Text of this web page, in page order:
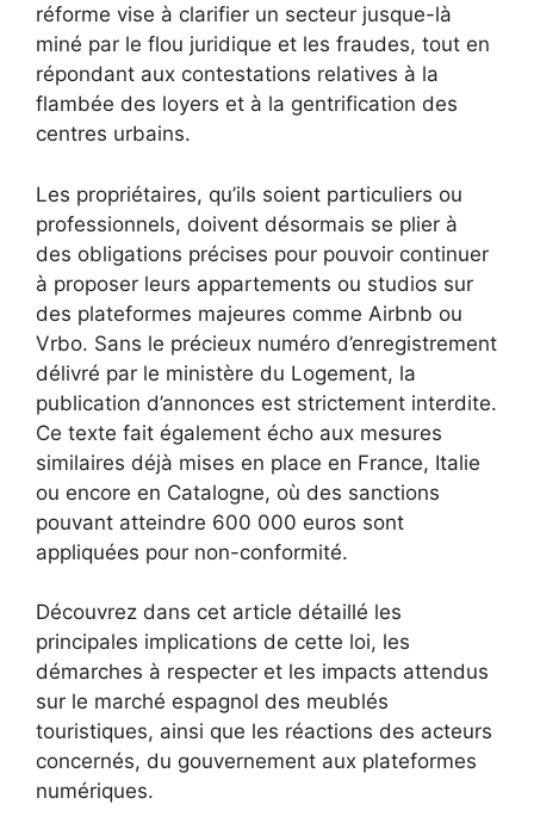
réforme vise à clarifier un secteur jusque-là
miné par le flou juridique et les fraudes, tout en
répondant aux contestations relatives à la
flambée des loyers et à la gentrification des
centres urbains.
Les propriétaires, qu’ils soient particuliers ou
professionnels, doivent désormais se plier à
des obligations précises pour pouvoir continuer
à proposer leurs appartements ou studios sur
des plateformes majeures comme Airbnb ou
Vrbo. Sans le précieux numéro d’enregistrement
délivré par le ministère du Logement, la
publication d’annonces est strictement interdite.
Ce texte fait également écho aux mesures
similaires déjà mises en place en France, Italie
ou encore en Catalogne, où des sanctions
pouvant atteindre 600 000 euros sont
appliquées pour non-conformité.
Découvrez dans cet article détaillé les
principales implications de cette loi, les
démarches à respecter et les impacts attendus
sur le marché espagnol des meublés
touristiques, ainsi que les réactions des acteurs
concernés, du gouvernement aux plateformes
numériques.